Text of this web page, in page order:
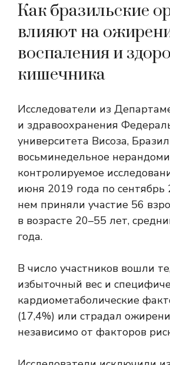
Как бразильские
влияют на
воспаления и
кишечника
Исследователи из
и здравоохранения
университета Висоза,
восьминедельное
контролируемое
июня 2019 года по сентябрь
нем приняли участие 56
в возрасте 20–55 лет,
года.
В число участников вошли
избыточный вес и
кардиометаболические
(17,4%) или страдал
независимо от факторов